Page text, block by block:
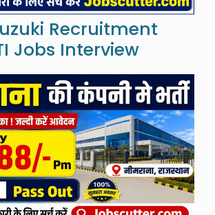
Recruitment
Jobs Interview